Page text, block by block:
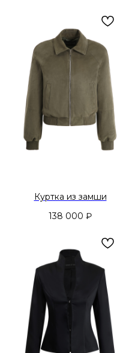
Куртка из замши
138 000 ₽